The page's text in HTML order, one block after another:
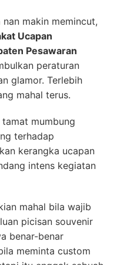
makin memincut,
Ucapan
Pesawaran
peraturan
glamor. Terlebih
mahal terus.
mumbung
terhadap
kerangka ucapan
intens kegiatan
mahal bila wajib
picisan souvenir
benar-benar
meminta custom